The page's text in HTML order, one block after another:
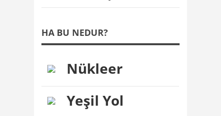
HA BU NEDUR?
Nükleer
Yeşil Yol